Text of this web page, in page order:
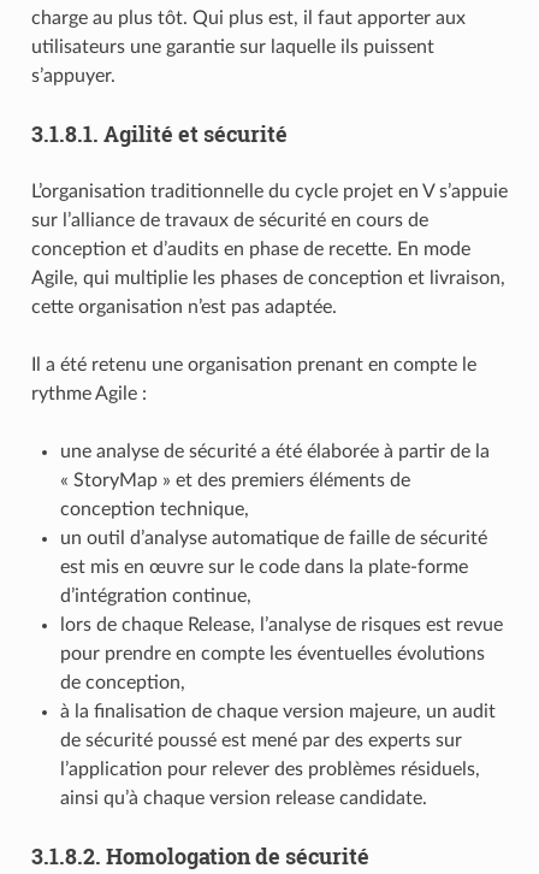
charge au plus tôt. Qui plus est, il faut apporter aux
utilisateurs une garantie sur laquelle ils puissent
s’appuyer.
3.1.8.1. Agilité et sécurité
L’organisation traditionnelle du cycle projet en V s’appuie
sur l’alliance de travaux de sécurité en cours de
conception et d’audits en phase de recette. En mode
Agile, qui multiplie les phases de conception et livraison,
cette organisation n’est pas adaptée.
Il a été retenu une organisation prenant en compte le
rythme Agile :
une analyse de sécurité a été élaborée à partir de la
« StoryMap » et des premiers éléments de
conception technique,
un outil d’analyse automatique de faille de sécurité
est mis en œuvre sur le code dans la plate-forme
d’intégration continue,
lors de chaque Release, l’analyse de risques est revue
pour prendre en compte les éventuelles évolutions
de conception,
à la finalisation de chaque version majeure, un audit
de sécurité poussé est mené par des experts sur
l’application pour relever des problèmes résiduels,
ainsi qu’à chaque version release candidate.
3.1.8.2. Homologation de sécurité